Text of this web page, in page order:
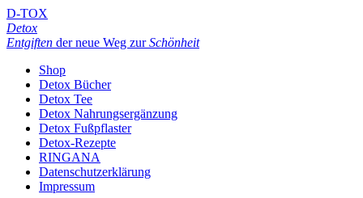
D-TOX
Detox
Entgiften der neue Weg zurSchönheit
Shop
Detox Bücher
Detox Tee
Detox Nahrungsergänzung
Detox Fußpflaster
Detox-Rezepte
RINGANA
Datenschutzerklärung
Impressum